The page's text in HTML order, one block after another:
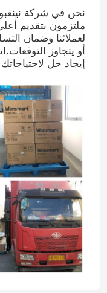
نحن في شركة
لعملائنا وضمان
أو يتجاوز
إيجاد حل